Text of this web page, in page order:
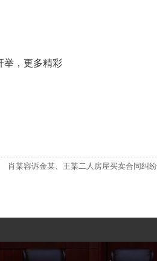
举，更多精彩
肖某容诉金某、王某二人房屋买卖合同纠纷